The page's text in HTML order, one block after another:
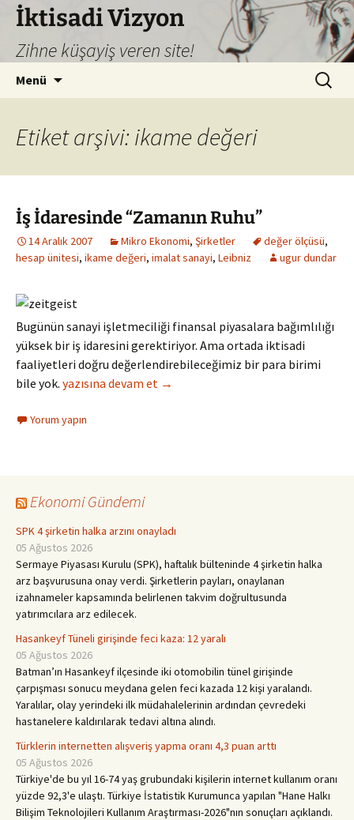
İktisadi Vizyon
Zihne küşayiş veren site!
Menü Arama:
Etiket arşivi: ikame değeri
İş İdaresinde “Zamanın Ruhu”
14 Aralık 2007 Mikro Ekonomi, Şirketler değer ölçüsü,
hesap ünitesi, ikame değeri, imalat sanayi, Leibniz ugur dundar
Bugünün sanayi işletmeciliği finansal piyasalara bağımlılığı
yüksek bir iş idaresini gerektiriyor. Ama ortada iktisadi
faaliyetleri doğru değerlendirebileceğimiz bir para birimi
bile yok. İş İdaresinde “Zamanın Ruhu”
yazısına devam et →
Yorum yapın
Ekonomi Gündemi
SPK 4 şirketin halka arzını onayladı
05 Ağustos 2026
Sermaye Piyasası Kurulu (SPK), haftalık bülteninde 4 şirketin halka
arz başvurusuna onay verdi. Şirketlerin payları, onaylanan
izahnameler kapsamında belirlenen takvim doğrultusunda
yatırımcılara arz edilecek.
Hasankeyf Tüneli girişinde feci kaza: 12 yaralı
05 Ağustos 2026
Batman’ın Hasankeyf ilçesinde iki otomobilin tünel girişinde
çarpışması sonucu meydana gelen feci kazada 12 kişi yaralandı.
Yaralılar, olay yerindeki ilk müdahalelerinin ardından çevredeki
hastanelere kaldırılarak tedavi altına alındı.
Türklerin internetten alışveriş yapma oranı 4,3 puan arttı
05 Ağustos 2026
Türkiye'de bu yıl 16-74 yaş gru­bundaki kişilerin internet kullanım oranı
yüzde 92,3'e ulaş­tı. Türkiye İstatistik Kurumunca yapılan "Hane Halkı
Bilişim Tek­nolojileri Kullanım Araştırma­sı-2026"nın sonuçları açıklandı.